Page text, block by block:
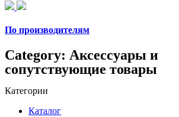
По производителям
Category: Аксессуары и
сопутствующие товары
Категории
Каталог